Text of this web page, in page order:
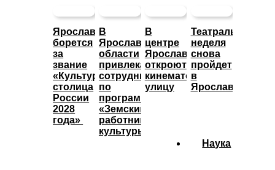
Ярославль
борется
за
звание
«Культурная
столица
России
2028
года»
В
Ярославской
области
привлекают
сотрудников
по
программе
«Земский
работник
культуры»
В
центре
Ярославле
откроют
кинематографическую
улицу
Театральная
неделя
снова
пройдет
в
Ярославле
Наука